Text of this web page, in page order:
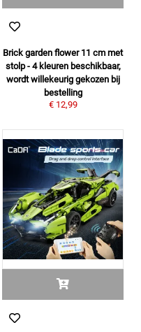
Brick garden flower 11 cm met
stolp - 4 kleuren beschikbaar,
wordt willekeurig gekozen bij
bestelling
€ 12,99